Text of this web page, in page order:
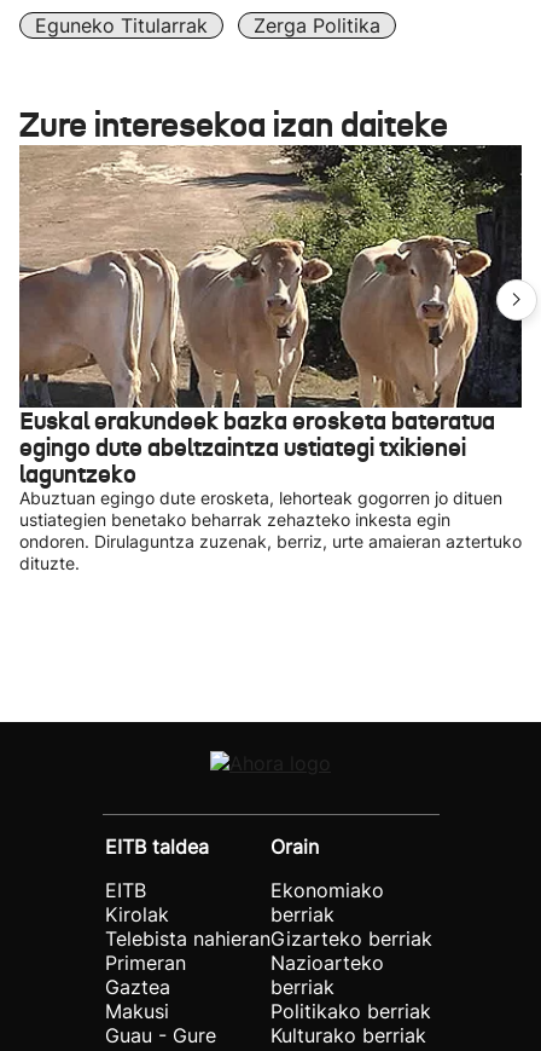
Eguneko Titularrak
Zerga Politika
Zure interesekoa izan daiteke
Euskal erakundeek bazka erosketa bateratua
egingo dute abeltzaintza ustiategi txikienei
laguntzeko
Abuztuan egingo dute erosketa, lehorteak gogorren jo dituen
ustiategien benetako beharrak zehazteko inkesta egin
ondoren. Dirulaguntza zuzenak, berriz, urte amaieran aztertuko
dituzte.
EITB taldea
EITB
Kirolak
Telebista nahieran
Primeran
Gaztea
Makusi
Guau - Gure
Orain
Ekonomiako
berriak
Gizarteko berriak
Nazioarteko
berriak
Politikako berriak
Kulturako berriak